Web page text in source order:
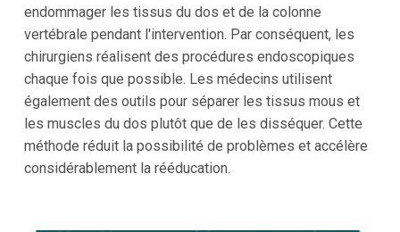
endommager les tissus du dos et de la colonne
vertébrale pendant l'intervention. Par conséquent, les
chirurgiens réalisent des procédures endoscopiques
chaque fois que possible. Les médecins utilisent
également des outils pour séparer les tissus mous et
les muscles du dos plutôt que de les disséquer. Cette
méthode réduit la possibilité de problèmes et accélère
considérablement la rééducation.